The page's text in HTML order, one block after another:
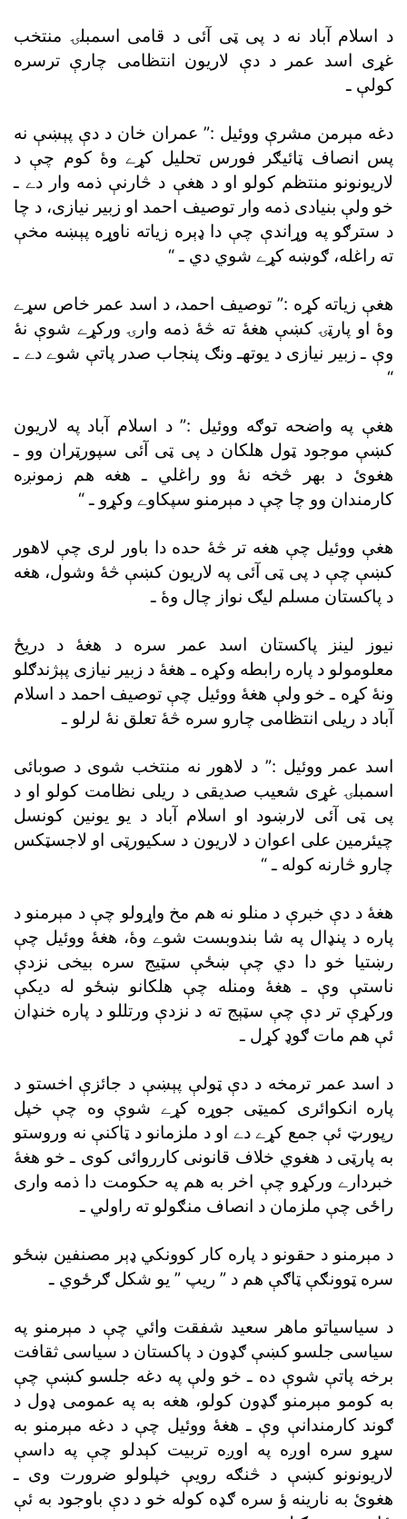
د اسلام آباد نه د پى ټى آئى د قامى اسمبلۍ منتخب
غړى اسد عمر د دې لاريون انتظامى چارې ترسره
کولې ـ
دغه مېرمن مشرې ووئيل :” عمران خان د دې پېښې نه
پس انصاف ټائيګر فورس تحليل کړے وۀ کوم چې د
لاريونونو منتظم کولو او د هغې د څارنې ذمه وار دے ـ
خو ولې بنيادى ذمه وار توصيف احمد او زبير نيازى، د چا
د سترګو په وړاندې چې دا ډېره زياته ناوړه پېښه مخې
ته راغله، ګوښه کړے شوي دي ـ “
هغې زياته کړه :” توصيف احمد، د اسد عمر خاص سړے
وۀ او پارټۍ کښې هغۀ ته څۀ ذمه وارۍ ورکړے شوې نۀ
وې ـ زبير نيازى د يوتهـ ونګ پنجاب صدر پاتې شوے دے ـ
“
هغې په واضحه توګه ووئيل :” د اسلام آباد په لاريون
کښې موجود ټول هلکان د پى ټى آئى سپورټران وو ـ
هغوئ د بهر څخه نۀ وو راغلي ـ هغه هم زمونږه
کارمندان وو چا چې د مېرمنو سپکاوے وکړو ـ “
هغې ووئيل چې هغه تر څۀ حده دا باور لرى چې لاهور
کښې چې د پى ټى آئى په لاريون کښې څۀ وشول، هغه
د پاکستان مسلم ليګ نواز چال وۀ ـ
نيوز لينز پاکستان اسد عمر سره د هغۀ د دريځ
معلومولو د پاره رابطه وکړه ـ هغۀ د زبير نيازى پېژندګلو
ونۀ کړه ـ خو ولې هغۀ ووئيل چې توصيف احمد د اسلام
آباد د ريلى انتظامى چارو سره څۀ تعلق نۀ لرلو ـ
اسد عمر ووئيل :” د لاهور نه منتخب شوى د صوبائى
اسمبلۍ غړى شعيب صديقى د ريلى نظامت کولو او د
پى ټى آئى لارښود او اسلام آباد د يو يونين کونسل
چيئرمين على اعوان د لاريون د سکيورټى او لاجسټکس
چارو څارنه کوله ـ “
هغۀ د دې خبرې د منلو نه هم مخ واړولو چې د مېرمنو د
پاره د پنډال په شا بندوبست شوے وۀ، هغۀ ووئيل چې
رښتيا خو دا دي چې ښځې سټيج سره بيخى نزدې
ناستې وې ـ هغۀ ومنله چې هلکانو ښځو له ديکې
ورکړې تر دې چې سټېج ته د نزدې ورتللو د پاره خنډان
ئې هم مات ګوډ کړل ـ
د اسد عمر ترمخه د دې ټولې پېښې د جائزې اخستو د
پاره انکوائرى کميټى جوړه کړے شوې وه چې خپل
رپورټ ئې جمع کړے دے او د ملزمانو د ټاکنې نه وروستو
به پارټى د هغوي خلاف قانونى کارروائى کوى ـ خو هغۀ
خبردارے ورکړو چې اخر به هم په حکومت دا ذمه وارى
راځى چې ملزمان د انصاف منګولو ته راولي ـ
د مېرمنو د حقونو د پاره کار کوونکي ډېر مصنفين ښځو
سره ټوونګې ټاګې هم د ” ريپ ” يو شکل ګرځوي ـ
د سياسياتو ماهر سعيد شفقت وائي چې د مېرمنو په
سياسى جلسو کښې ګډون د پاکستان د سياسى ثقافت
برخه پاتې شوې ده ـ خو ولې په دغه جلسو کښې چې
به کومو مېرمنو ګډون کولو، هغه به په عمومى ډول د
ګوند کارمندانې وې ـ هغۀ ووئيل چې د دغه مېرمنو به
سړو سره اوږه په اوږه تربيت کېدلو چې په داسې
لاريونونو کښې د څنګه رويې خپلولو ضرورت وى ـ
هغوئ به نارينه ؤ سره ګډه کوله خو د دې باوجود به ئې